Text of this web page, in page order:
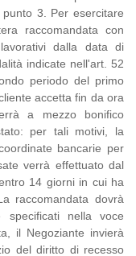
3. Per esercitare
raccomandata con
dalla data di
indicate nell'art. 52
periodo del primo
accetta fin da ora
a mezzo bonifico
per tali motivi, la
bancarie per
verrà effettuato dal
14 giorni in cui ha
raccomandata dovrà
nella voce
il Negoziante invierà
del diritto di recesso